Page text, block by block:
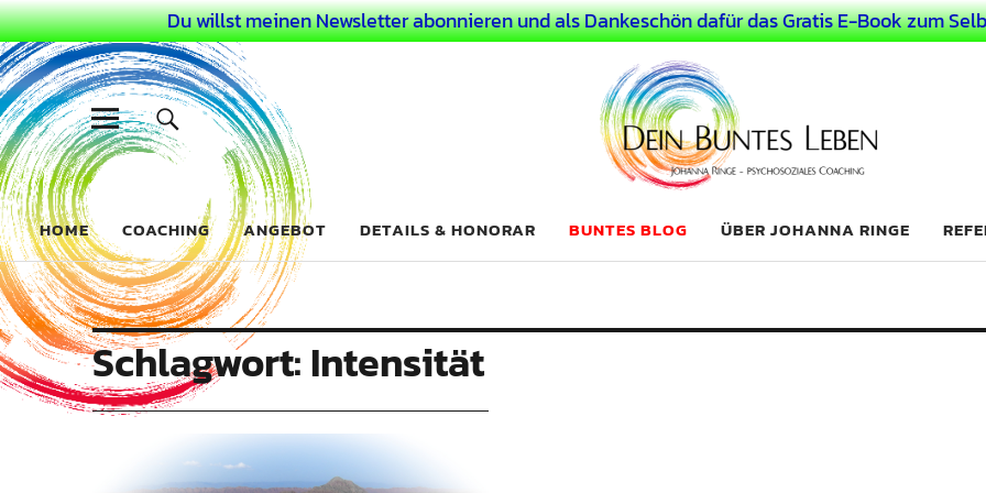
Du willst meinen Newsletter abonnieren und als Dankeschön dafür das Gratis E-Book zum
Dein Buntes Leben
COACHING FÜR DEIN BUNTES LEBEN ALS AUSSERGEWÖHNLICHER MENSCH
HOME COACHING ANGEBOT DETAILS & HONORAR BUNTES BLOG ÜBER JOHANNA RINGE
Schlagwort:Intensität